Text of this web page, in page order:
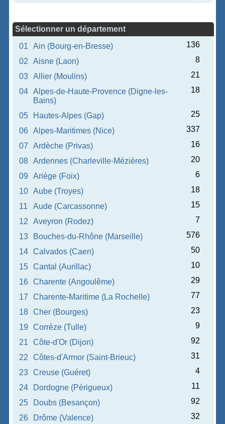
Sélectionner un département
01
Ain (Bourg-en-Bresse)
136
02
Aisne (Laon)
8
03
Allier (Moulins)
21
04
Alpes-de-Haute-Provence (Digne-les-
Bains)
18
05 Hautes-Alpes (Gap)
25
06
Alpes-Maritimes (Nice)
337
07
Ardèche (Privas)
16
08
Ardennes (Charleville-Mézières)
20
09
Ariège (Foix)
6
10
Aube (Troyes)
18
11
Aude (Carcassonne)
15
12
Aveyron (Rodez)
7
13
Bouches-du-Rhône (Marseille)
576
14
Calvados (Caen)
50
15
Cantal (Aurillac)
10
16
Charente (Angoulême)
29
17
Charente-Maritime (La Rochelle)
77
18
Cher (Bourges)
23
19
Corrèze (Tulle)
9
21
Côte-d'Or (Dijon)
92
22
Côtes-d'Armor (Saint-Brieuc)
31
23
Creuse (Guéret)
4
24
Dordogne (Périgueux)
11
25
Doubs (Besançon)
92
26
Drôme (Valence) 32